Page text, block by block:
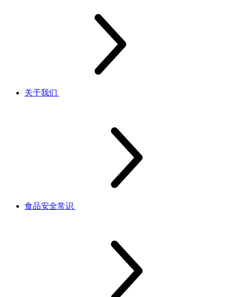
关于我们
食品安全常识